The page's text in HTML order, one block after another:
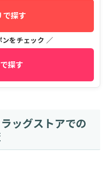
で探す
をチェック ／
探す
ッグストアでの